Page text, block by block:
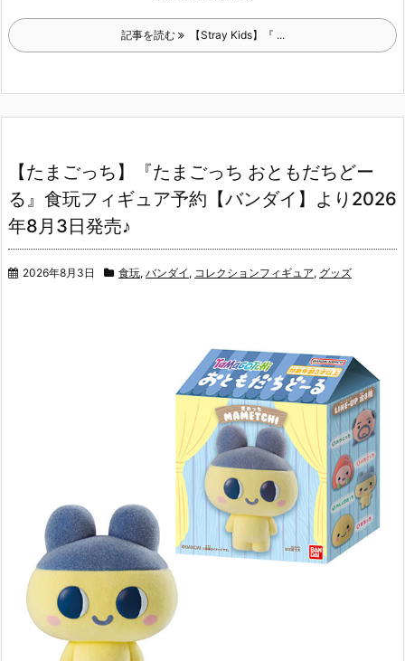
記事を読む 【Stray Kids】『 ...
【たまごっち】『たまごっち おともだちどー
る』食玩フィギュア予約【バンダイ】より2026
年8月3日発売♪
2026年8月3日 食玩, バンダイ , コレクションフィギュア, グッズ